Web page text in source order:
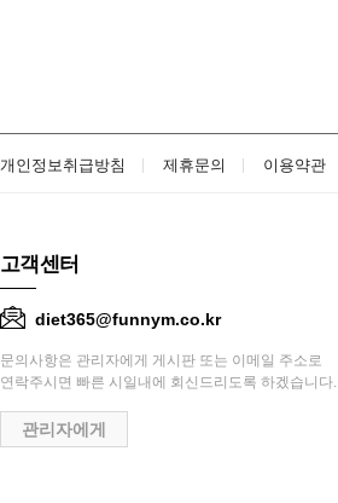
개인정보취급방침 제휴문의 이용약관
고객센터
diet365@funnym.co.kr
문의사항은 관리자에게 게시판 또는 이메일 주소로
연락주시면 빠른 시일내에 회신드리도록 하겠습니다.
관리자에게